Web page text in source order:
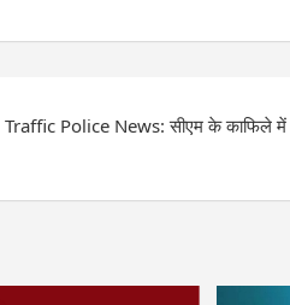
Traffic Police News: सीएम के काफिले में